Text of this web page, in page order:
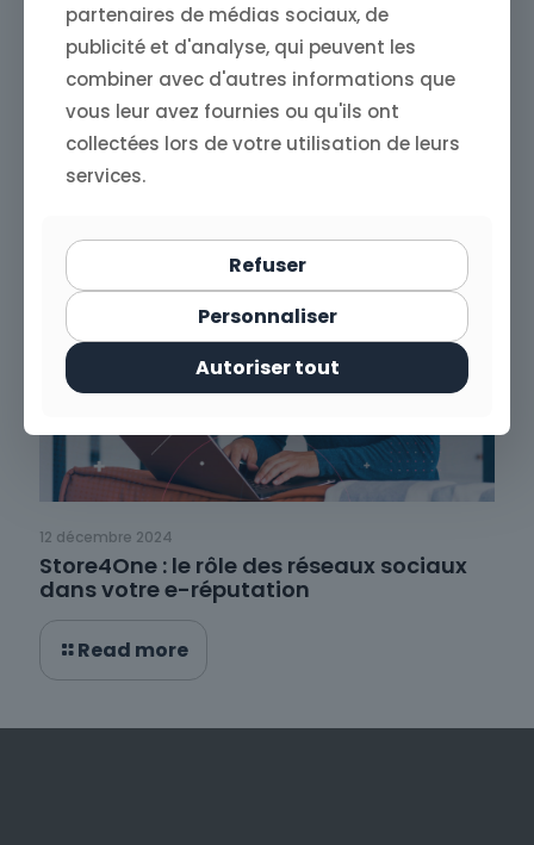
12 décembre 2024
Store4One : surveiller votre marque en
ligne pour anticiper les crises
Read more
12 décembre 2024
Store4One : le rôle des réseaux sociaux
dans votre e-réputation
Read more
partenaires de médias sociaux, de
publicité et d'analyse, qui peuvent les
combiner avec d'autres informations que
vous leur avez fournies ou qu'ils ont
collectées lors de votre utilisation de leurs
services.
Refuser
Personnaliser
Autoriser tout